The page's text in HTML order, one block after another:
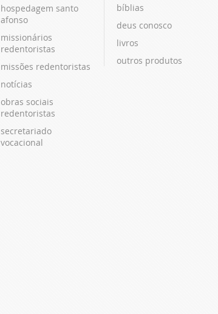
hospedagem santo
afonso
missionários
redentoristas
missões redentoristas
notícias
obras sociais
redentoristas
secretariado
vocacional
bíblias
deus conosco
livros
outros produtos